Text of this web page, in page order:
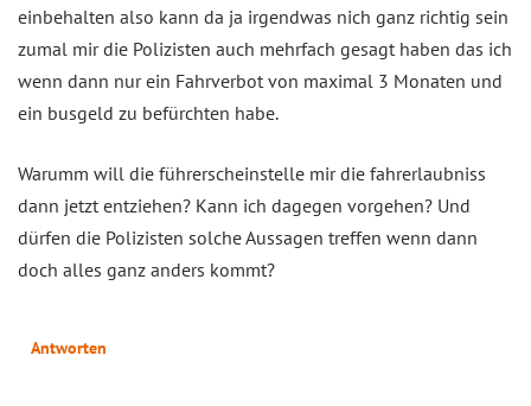
einbehalten also kann da ja irgendwas nich ganz richtig sein
zumal mir die Polizisten auch mehrfach gesagt haben das ich
wenn dann nur ein Fahrverbot von maximal 3 Monaten und
ein busgeld zu befürchten habe.
Warumm will die führerscheinstelle mir die fahrerlaubniss
dann jetzt entziehen? Kann ich dagegen vorgehen? Und
dürfen die Polizisten solche Aussagen treffen wenn dann
doch alles ganz anders kommt?
Antworten